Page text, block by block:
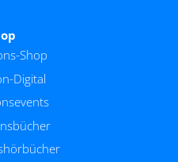
Shop
Digital